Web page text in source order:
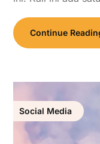
Continue
Social Media